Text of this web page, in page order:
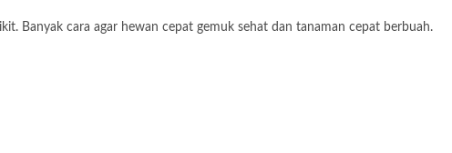
Banyak cara agar hewan cepat gemuk sehat dan tanaman cepat berbuah.